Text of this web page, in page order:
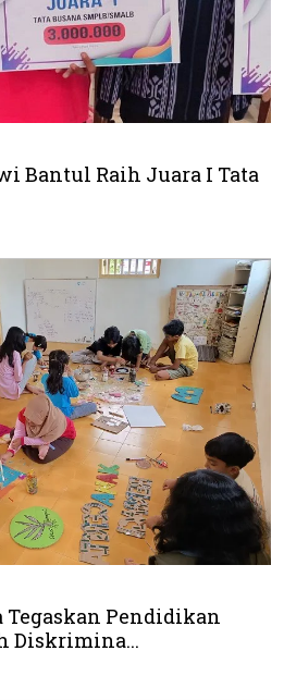
Bantul Raih Juara I Tata
Tegaskan Pendidikan
Diskrimina...